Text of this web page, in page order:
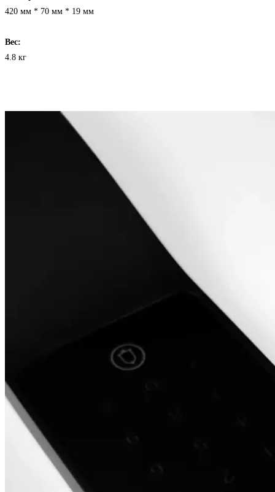
420 мм * 70 мм * 19 мм
Вес:
4.8 кг